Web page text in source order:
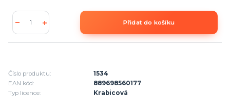
Přidat do košíku
Číslo produktu:
1534
EAN kód:
889698560177
Typ licence:
Krabicová